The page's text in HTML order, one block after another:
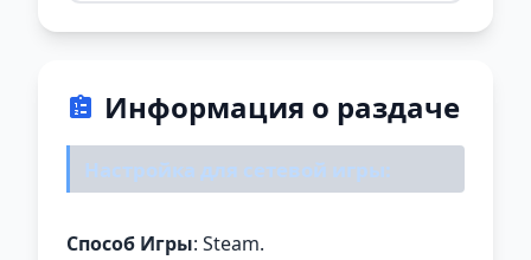
Информация о раздаче
Настройка для сетевой игры:
Способ Игры: Steam.